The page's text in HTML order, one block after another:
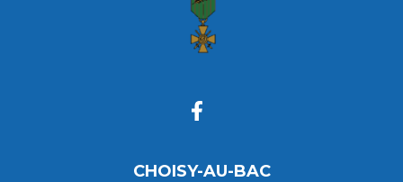
CHOISY-AU-BAC